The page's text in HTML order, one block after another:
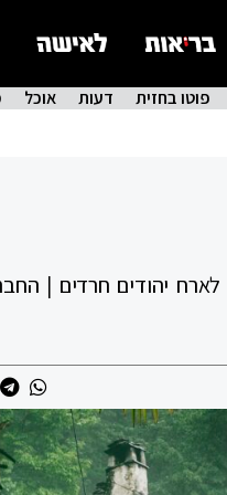
פוטו בחזית דעות אוכל
יהודים חרדים |